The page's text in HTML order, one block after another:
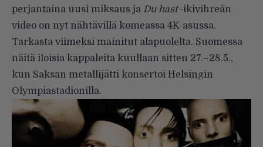
perjantaina uusi miksaus ja Du hast-ikivihreän
video on nyt nähtävillä komeassa 4K-asussa.
Tarkasta viimeksi mainitut alapuolelta. Suomessa
näitä iloisia kappaleita kuullaan sitten 27.–28.5.,
kun Saksan metallijätti konsertoi Helsingin
Olympiastadionilla.